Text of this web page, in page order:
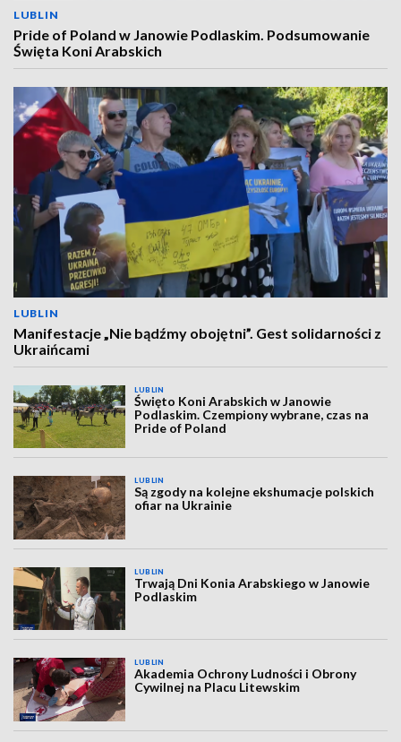
LUBLIN
Pride of Poland w Janowie Podlaskim. Podsumowanie
Święta Koni Arabskich
LUBLIN
Manifestacje „Nie bądźmy obojętni”. Gest solidarności z
Ukraińcami
LUBLIN
Święto Koni Arabskich w Janowie
Podlaskim. Czempiony wybrane, czas na
Pride of Poland
LUBLIN
Są zgody na kolejne ekshumacje polskich
ofiar na Ukrainie
LUBLIN
Trwają Dni Konia Arabskiego w Janowie
Podlaskim
LUBLIN
Akademia Ochrony Ludności i Obrony
Cywilnej na Placu Litewskim